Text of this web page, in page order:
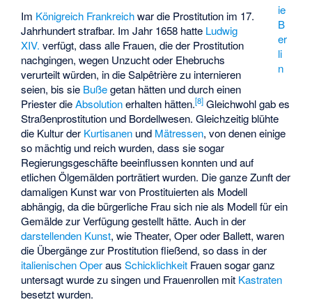
ie
B
er
li
n
Im Königreich Frankreichwar die Prostitution im 17.
Jahrhundert strafbar. Im Jahr 1658 hatte Ludwig
XIV. verfügt, dass alle Frauen, die der Prostitution
nachgingen, wegen Unzucht oder Ehebruchs
verurteilt würden, in die Salpêtrière zu internieren
seien, bis sie Bußegetan hätten und durch einen
Priester dieAbsolutionerhalten hätten.[8] Gleichwohl gab es
Straßenprostitution und Bordellwesen. Gleichzeitig blühte
die Kultur der Kurtisanen und Mätressen, von denen einige
so mächtig und reich wurden, dass sie sogar
Regierungsgeschäfte beeinflussen konnten und auf
etlichen Ölgemälden porträtiert wurden. Die ganze Zunft der
damaligen Kunst war von Prostituierten als Modell
abhängig, da die bürgerliche Frau sich nie als Modell für ein
Gemälde zur Verfügung gestellt hätte. Auch in der
darstellenden Kunst, wie Theater, Oper oder Ballett, waren
die Übergänge zur Prostitution fließend, so dass in der
italienischen OperausSchicklichkeit Frauen sogar ganz
untersagt wurde zu singen und Frauenrollen mit Kastraten
besetzt wurden.